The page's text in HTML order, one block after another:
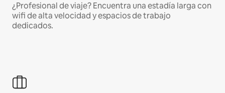
¿Profesional de viaje? Encuentra una estadía larga con
wifi de alta velocidad y espacios de trabajo
dedicados.